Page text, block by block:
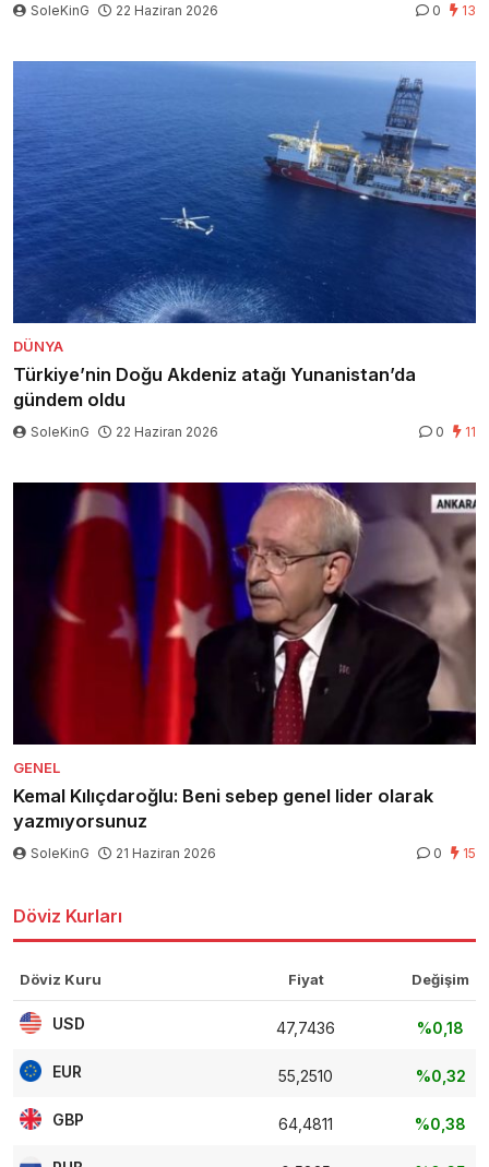
SoleKinG 22 Haziran 2026 0 13
DÜNYA
Türkiye’nin Doğu Akdeniz atağı Yunanistan’da
gündem oldu
SoleKinG 22 Haziran 2026 0 11
GENEL
Kemal Kılıçdaroğlu: Beni sebep genel lider olarak
yazmıyorsunuz
SoleKinG 21 Haziran 2026 0 15
Döviz Kurları
Döviz Kuru Fiyat Değişim
USD 47,7436 %0,18
EUR 55,2510 %0,32
GBP 64,4811 %0,38